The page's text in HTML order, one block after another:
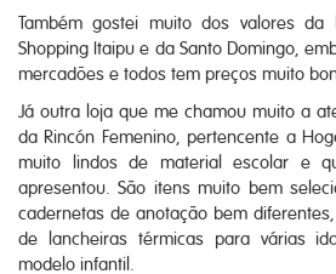
Também gostei muito dos valores da
Shopping Itaipu e da Santo Domingo,
mercadões e todos tem preços muito
Já outra loja que me chamou muito a
da Rincón Femenino, pertencente a
muito lindos de material escolar e
apresentou. São itens muito bem
cadernetas de anotação bem
de lancheiras térmicas para várias
modelo infantil.